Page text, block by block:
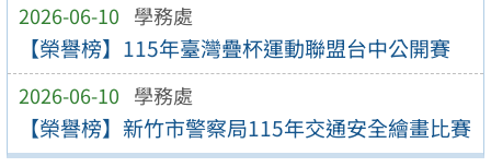
2026-06-10 學務處
【榮譽榜】115年臺灣疊杯運動聯盟台中公開賽
2026-06-10 學務處
【榮譽榜】新竹市警察局115年交通安全繪畫比賽